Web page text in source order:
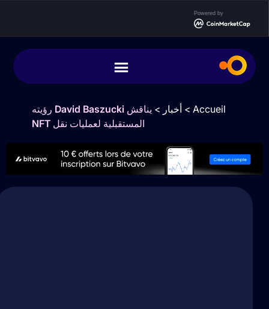
Powered by
Accueil
> أخبار>
يناقش David Baszucki رؤيته
المستقبلية لعمليات نقل NFT